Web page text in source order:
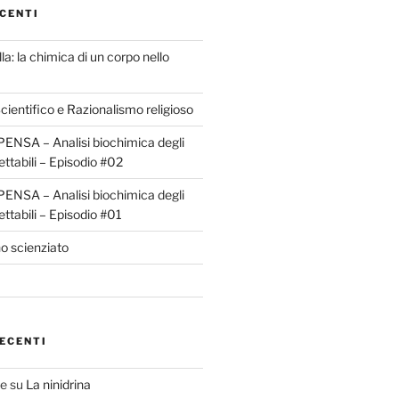
la chimica di un corpo nello
e Razionalismo religioso
– Analisi biochimica degli
– Episodio #02
– Analisi biochimica degli
– Episodio #01
scienziato
su La ninidrina